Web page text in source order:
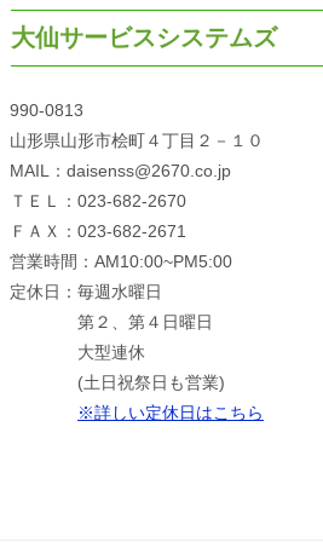
大仙サービスシステムズ
990-0813
山形県山形市桧町４丁目２－１０
MAIL：daisenss@2670.co.jp
ＴＥＬ：023-682-2670
ＦＡＸ：023-682-2671
営業時間：AM10:00~PM5:00
定休日：毎週水曜日
第２、第４日曜日
大型連休
(土日祝祭日も営業)
※詳しい定休日はこちら